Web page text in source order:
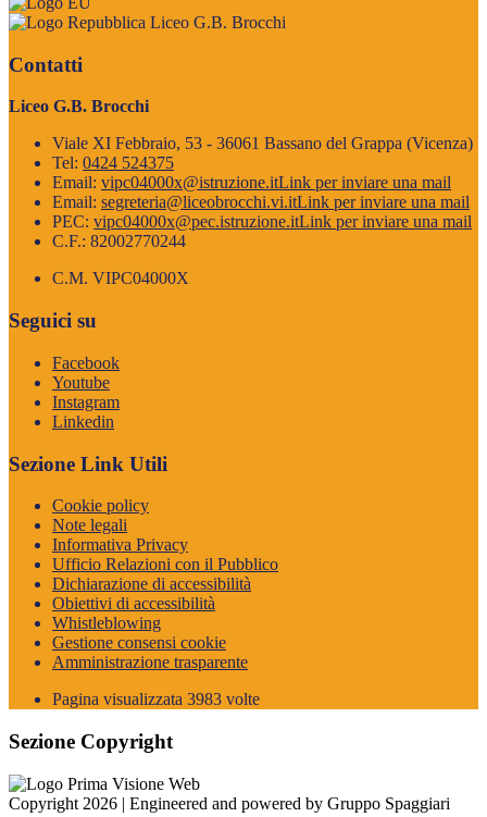
Liceo G.B. Brocchi
Contatti
Liceo G.B. Brocchi
Viale XI Febbraio, 53 - 36061 Bassano del Grappa (Vicenza)
Tel: 0424 524375
Email: vipc04000x@istruzione.itLink per inviare una mail
Email: segreteria@liceobrocchi.vi.itLink per inviare una mail
PEC: vipc04000x@pec.istruzione.itLink per inviare una mail
C.F.: 82002770244
C.M. VIPC04000X
Seguici su
Facebook
Youtube
Instagram
Linkedin
Sezione Link Utili
Cookie policy
Note legali
Informativa Privacy
Ufficio Relazioni con il Pubblico
Dichiarazione di accessibilità
Obiettivi di accessibilità
Whistleblowing
Gestione consensi cookie
Amministrazione trasparente
Pagina visualizzata 3983 volte
Sezione Copyright
Copyright 2026 | Engineered and powered by Gruppo Spaggiari